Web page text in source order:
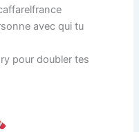
avec qui tu
pour doubler tes